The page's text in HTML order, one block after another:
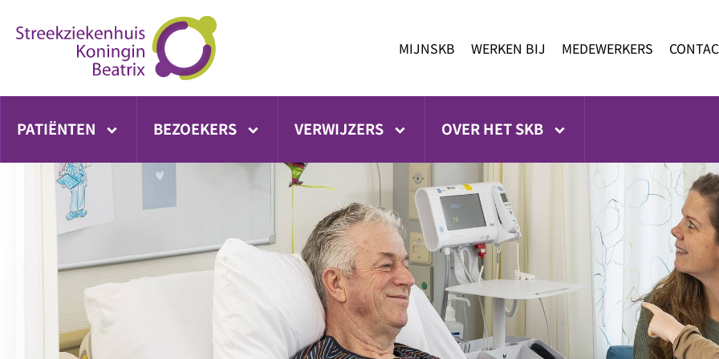
direct
MIJNSKB WERKEN BIJ MEDEWERKERS
PATIËNTEN BEZOEKERS VERWIJZERS OVER HET SKB